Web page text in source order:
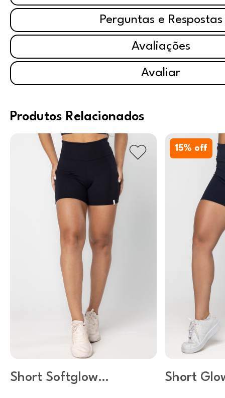
Perguntas e Respostas
Avaliações
Avaliar
Produtos Relacionados
Short Softglow
15% off
Short